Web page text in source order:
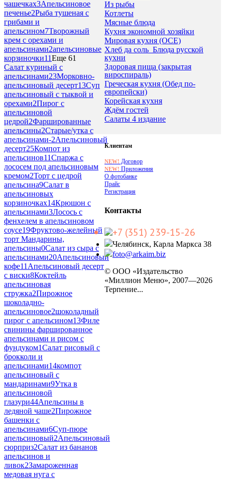
чашечках3Апельсиновое
печенье2Рыба тушеная с
грибами и
апельсином7Творожный
крем с орехами и
апельсинами2апельсиновые
корзиночки11Еще 61
Салат куриный с
апельсинами23Морковно-
апельсиновый десерт13Суп
апельсиновый с тыквой и
орехами2Пирог с
апельсиновой
цедрой2Фаршированные
апельсины2Старые/утка с
апельсинами-2Апельсиновый
десерт25Компот из
апельсинов11Спаржа с
лососем под апельсиновым
кремом2Торт с цедрой
апельсина9Салат в
апельсиновых
корзиночках14Крюшон с
апельсинами3Лосось с
фенхелем в апельсиновом
соусе19Фруктово-желейный
торт Мандарины,
апельсины0Салат из сыра с
апельсинами20Апельсиновый
кофе11 Апельсиновый десерт
с виски8Коктейль
апельсиновая
стружка2Пирожное
шоколадно-
апельсиновое2шоколадный
пирог с апельсином13Филе
свинины фаршированное
апельсинами и рисом с
фундуком1Салат рисовый с
брокколи и
апельсинами14компот
апельсиновый с
мандаринами9Утка в
апельсиновой
глазури44Апельсины в
ледяной чаше2Пирожное
башенки с
апельсинами6Суп-пюре
апельсиновый2Апельсиновый
сюрприз2Салат из бананов
апельсинов и
ливок2Замароженная
медовая нуга с
Из рыбы
Котлеты
Мясные блюда
Кухня экономной хозяйки
Мировая кухня (ОСЕ)
Хлеб да соль_Блюда русской
кухни
Здоровая пища (закрытая
вироспираль)
Греческая кухня (Обед по-
европейски)
Корейская кухня
Ждём гостей
Салаты 4 издание
Клиентам
NEW! Договор
NEW! Приложения
О фотобанке
Прайс
Регистрация
Контакты
+7 (351) 239-15-26
Челябинск, Карла Маркса 38
foto@arkaim.biz
© ООО «Издательство
«Миллион Меню», 2007—2026
Терпение...